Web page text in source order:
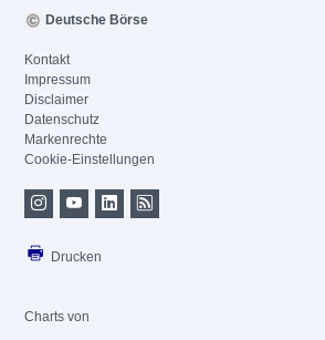
Deutsche Börse
Kontakt
Impressum
Disclaimer
Datenschutz
Markenrechte
Cookie-Einstellungen
Drucken
Charts von